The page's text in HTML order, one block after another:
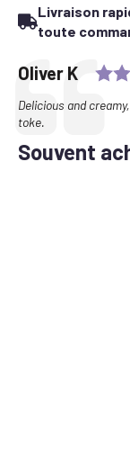
Livraison
toute
Testimonial
Author:
Oliver K
Text:
Delicious and
toke.
Souvent